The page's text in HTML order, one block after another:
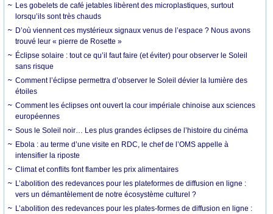
Les gobelets de café jetables libèrent des microplastiques, surtout
lorsqu’ils sont très chauds
D’où viennent ces mystérieux signaux venus de l’espace ? Nous avons
trouvé leur « pierre de Rosette »
Éclipse solaire : tout ce qu’il faut faire (et éviter) pour observer le Soleil
sans risque
Comment l’éclipse permettra d’observer le Soleil dévier la lumière des
étoiles
Comment les éclipses ont ouvert la cour impériale chinoise aux sciences
européennes
Sous le Soleil noir… Les plus grandes éclipses de l’histoire du cinéma
Ebola : au terme d’une visite en RDC, le chef de l’OMS appelle à
intensifier la riposte
Climat et conflits font flamber les prix alimentaires
L’abolition des redevances pour les plateformes de diffusion en ligne :
vers un démantèlement de notre écosystème culturel ?
L’abolition des redevances pour les plates-formes de diffusion en ligne :